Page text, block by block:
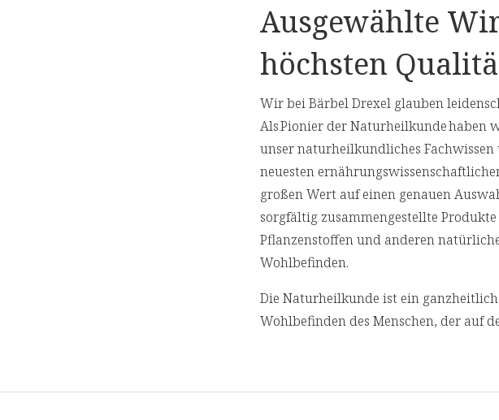
Vitamin D3
1 Kapsel enthält 125µg Vitamin D3
entspricht einer täglichen
** Prozent des Nährstoffbezugswertes
Ausgewählte
höchsten
Wir bei Bärbel Drexel glauben
Als Pionier der Naturheilkunde haben
unser naturheilkundliches
neuesten
großen Wert auf einen genauen
sorgfältig zusammengestellte
Pflanzenstoffen und anderen
Wohlbefinden.
Die Naturheilkunde ist ein
Wohlbefinden des Menschen, der auf
angeht, anstatt nur ihre Symptome